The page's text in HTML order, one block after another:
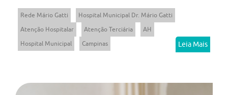
Rede Mário Gatti
Hospital Municipal Dr. Mário Gatti
Atenção Hospitalar
Atenção Terciária
AH
Hospital Municipal
Campinas Leia Mais